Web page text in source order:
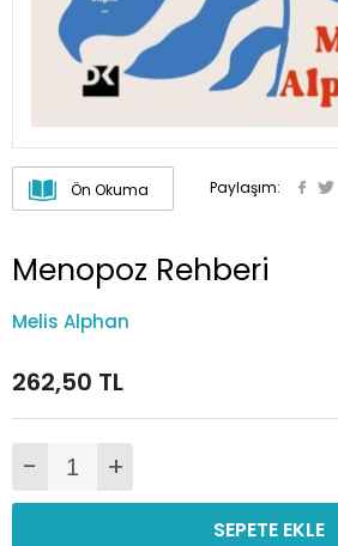
Ön Okuma Paylaşım:
Menopoz Rehberi
Melis Alphan
262,50 TL
- +
SEPETE EKLE